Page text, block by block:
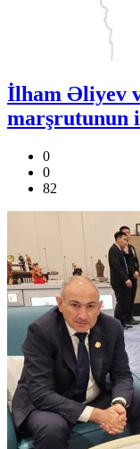
İlham Əliyev
marşrutunun
0
0
82